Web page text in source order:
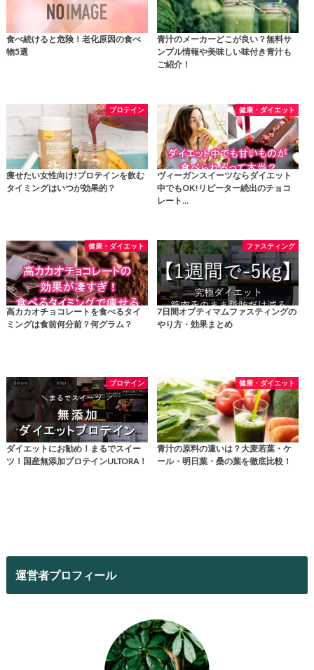
食べ続けると危険！老化原因の食べ
物5選
青汁のメーカーどこが良い？無料サ
ンプル情報や美味しい味付き青汁も
ご紹介！
プロテイン
痩せたい女性向け!プロテインを飲む
タイミングはいつが効果的？
健康・ダイエット
ヴィーガンスイーツならダイエット
中でもOK!リピーター続出のチョコ
レート…
健康・ダイエット
高カカオチョコレートを食べるタイ
ミングは食前何分前？何グラム？
ファスティング
7日間オプティマムファスティングの
やり方・効果まとめ
プロテイン
ダイエットにお勧め！まるでスイー
ツ！国産無添加プロテインULTORA！
健康・ダイエット
青汁の原料の違いは？大麦若葉・ケ
ール・明日葉・桑の葉を徹底比較！
運営者プロフィール